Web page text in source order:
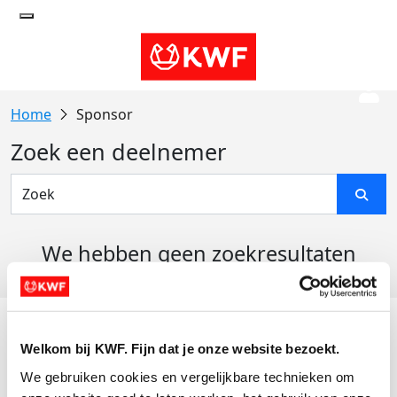
Welkom bij KWF. Fijn dat je onze website bezoekt.
We gebruiken cookies en vergelijkbare technieken om
Sponsor
Zoek een deelnemer
We hebben geen zoekresultaten
Actiematerialen
Evenementen